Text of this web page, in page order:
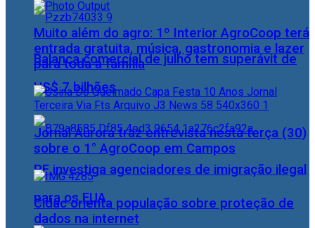
Balança comercial de julho tem superávit de
US$ 7 bilhões
PF investiga agenciadores de imigração ilegal
para os EUA
Muito além do agro: 1º Interior AgroCoop terá
entrada gratuita, música, gastronomia e lazer
para toda a família
Jornal Aurora traz entrevista nesta terça (30)
sobre o 1° AgroCoop em Campos
Cidac orienta população sobre proteção de
dados na internet